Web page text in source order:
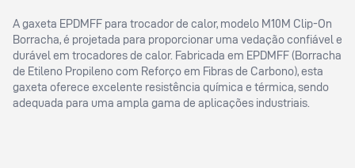
A gaxeta EPDMFF para trocador de calor, modelo M10M Clip-On
Borracha, é projetada para proporcionar uma vedação confiável e
durável em trocadores de calor. Fabricada em EPDMFF (Borracha
de Etileno Propileno com Reforço em Fibras de Carbono), esta
gaxeta oferece excelente resistência química e térmica, sendo
adequada para uma ampla gama de aplicações industriais.